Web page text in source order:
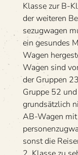
Klasse zur B-
der wei­te­ren
se­zug­wa­gen
ein gesun­des
Wagen
Wagen sind
der Grup­pen
Gruppe 52
grund­sätz­lich
AB-Wagen
sonst die